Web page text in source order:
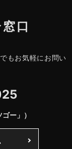
口
もお気軽にお問い
ー」）